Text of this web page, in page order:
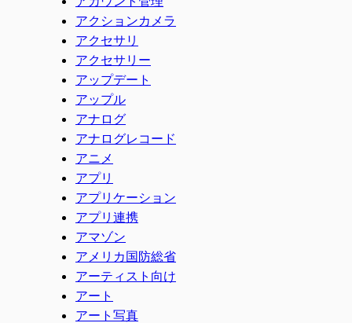
アクションカメラ
アクセサリ
アクセサリー
アップデート
アップル
アナログ
アナログレコード
アニメ
アプリ
アプリケーション
アプリ連携
アマゾン
アメリカ国防総省
アーティスト向け
アート
アート写真